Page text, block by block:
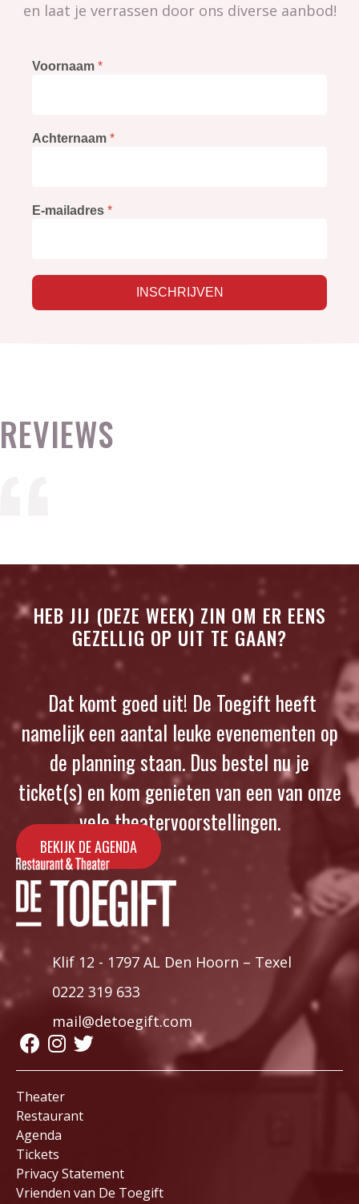
en laat je verrassen door ons diverse aanbod!
Voornaam*
Achternaam*
E-mailadres*
INSCHRIJVEN
REVIEWS
HEB JIJ (DEZE WEEK) ZIN OM ER EENS
GEZELLIG OP UIT TE GAAN?
Dat komt goed uit! De Toegift heeft
namelijk een aantal leuke evenementen op
de planning staan. Dus bestel nu je
ticket(s) en kom genieten van een van onze
vele theatervoorstellingen.
BEKIJK DE AGENDA
Klif 12 - 1797 AL Den Hoorn – Texel
0222 319 633
mail@detoegift.com
Theater
Restaurant
Agenda
Tickets
Privacy Statement
Vrienden van De Toegift